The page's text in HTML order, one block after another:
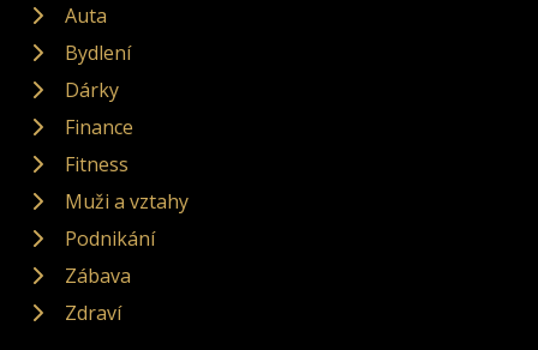
Auta
Bydlení
Dárky
Finance
Fitness
Muži a vztahy
Podnikání
Zábava
Zdraví